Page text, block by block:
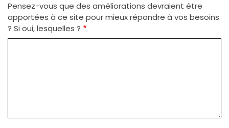
Pensez-vous que des améliorations devraient être
apportées à ce site pour mieux répondre à vos besoins
? Si oui, lesquelles ?